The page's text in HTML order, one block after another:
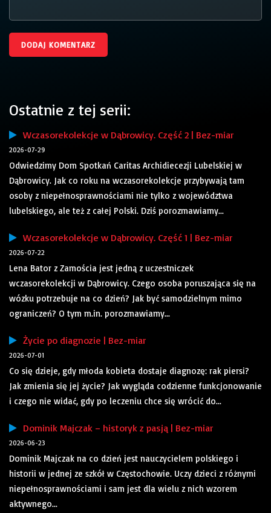
Ostatnie z tej serii:
Wczasorekolekcje w Dąbrowicy. Część 2 | Bez-miar
2026-07-29
Odwiedzimy Dom Spotkań Caritas Archidiecezji Lubelskiej w
Dąbrowicy. Jak co roku na wczasorekolekcje przybywają tam
osoby z niepełnosprawnościami nie tylko z województwa
lubelskiego, ale też z całej Polski. Dziś porozmawiamy...
Wczasorekolekcje w Dąbrowicy. Część 1 | Bez-miar
2026-07-22
Lena Bator z Zamościa jest jedną z uczestniczek
wczasorekolekcji w Dąbrowicy. Czego osoba poruszająca się na
wózku potrzebuje na co dzień? Jak być samodzielnym mimo
ograniczeń? O tym m.in. porozmawiamy...
Życie po diagnozie | Bez-miar
2026-07-01
Co się dzieje, gdy młoda kobieta dostaje diagnozę: rak piersi?
Jak zmienia się jej życie? Jak wygląda codzienne funkcjonowanie
i czego nie widać, gdy po leczeniu chce się wrócić do...
Dominik Majczak – historyk z pasją | Bez-miar
2026-06-23
Dominik Majczak na co dzień jest nauczycielem polskiego i
historii w jednej ze szkół w Częstochowie. Uczy dzieci z różnymi
niepełnosprawnościami i sam jest dla wielu z nich wzorem
aktywnego...